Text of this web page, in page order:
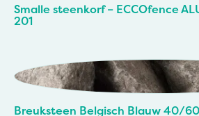
Smalle steenkorf – ECCOfence
201
Breuksteen Belgisch Blauw 40/60